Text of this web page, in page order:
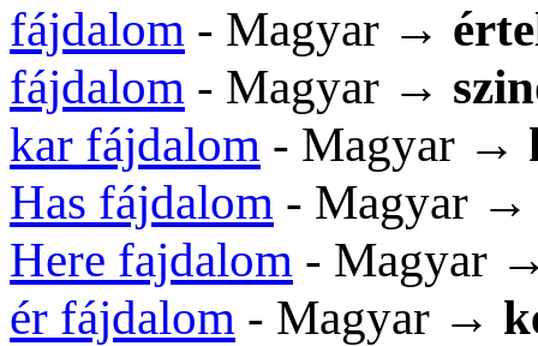
fájdalom - Magyar →
fájdalom - Magyar →
kar fájdalom - Magyar →
Has fájdalom - Magyar
Here fajdalom - Magyar
ér fájdalom - Magyar →